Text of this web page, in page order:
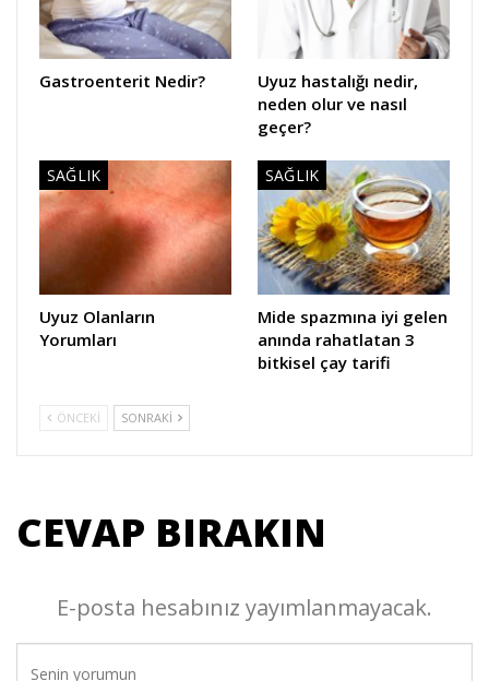
Gastroenterit Nedir?
Uyuz hastalığı nedir,
neden olur ve nasıl
geçer?
SAĞLIK
Uyuz Olanların
Yorumları
SAĞLIK
Mide spazmına iyi gelen
anında rahatlatan 3
bitkisel çay tarifi
ÖNCEKI SONRAKI
CEVAP BIRAKIN
E-posta hesabınız yayımlanmayacak.